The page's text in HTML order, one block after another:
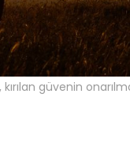
güvenin